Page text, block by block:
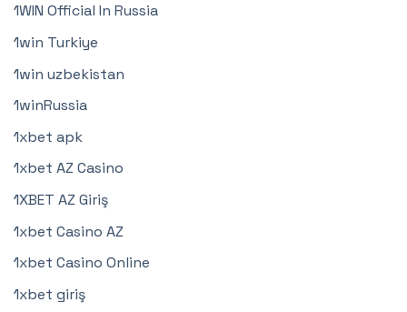
1WIN Official In Russia
1win Turkiye
1win uzbekistan
1winRussia
1xbet apk
1xbet AZ Casino
1XBET AZ Giriş
1xbet Casino AZ
1xbet Casino Online
1xbet giriş